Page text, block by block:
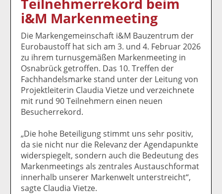
k
el
a
uf
F
ac
e
b
o
o
il
e
n
k
wi
tt
er
n
k
uf
Li
n
k
e
di
e
n
er
E
m
l
v
d
e
n
ru
ck
i&M Markenmeeting
Die Markengemeinschaft i&M Bauzentrum der
Eurobaustoff hat sich am 3. und 4. Februar 2026
zu ihrem turnusgemäßen Markenmeeting in
Osnabrück getroffen. Das 10. Treffen der
Fachhandelsmarke stand unter der Leitung von
Projektleiterin Claudia Vietze und verzeichnete
mit rund 90 Teilnehmern einen neuen
Besucherrekord.
„Die hohe Beteiligung stimmt uns sehr positiv,
da sie nicht nur die Relevanz der Agendapunkte
widerspiegelt, sondern auch die Bedeutung des
Markenmeetings als zentrales Austauschformat
innerhalb unserer Markenwelt unterstreicht“,
sagte Claudia Vietze.